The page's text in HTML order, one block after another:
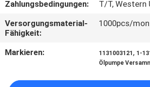
MIT
UNS
IN
Zahlungsbedingungen:
T/T, Western
Versorgungsmaterial-
Fähigkeit:
1000pcs/
Markieren: 1131003121 , 1-
Ölpumpe